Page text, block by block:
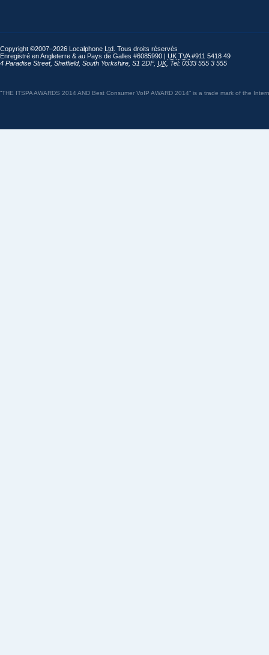
Copyright ©2007–2026 Localphone Ltd . Tous droits réservés
Enregistré en Angleterre & au Pays de Galles #6085990 | UK TVA#911 5418 49
4 Paradise Street, Sheffield, South Yorkshire S1 2DF, UK, Tel: 0333 555 3 555
“THE ITSPA AWARDS 2014 AND Best Consumer VoIP AWARD 2014” is a trade mark of the